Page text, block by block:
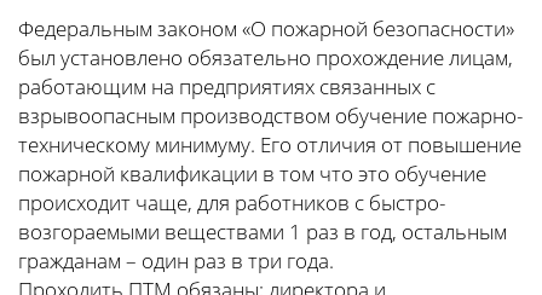
Федеральным законом «О пожарной безопасности»
был установлено обязательно прохождение лицам,
работающим на предприятиях связанных с
взрывоопасным производством обучение пожарно-
техническому минимуму. Его отличия от повышение
пожарной квалификации в том что это обучение
происходит чаще, для работников с быстро-
возгораемыми веществами 1 раз в год, остальным
гражданам – один раз в три года.
Проходить ПТМ обязаны: директора и